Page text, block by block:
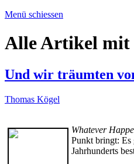
Menü schiessen
Alle Artikel mit
Und wir träumten
Thomas Kögel
Whatever
Punkt bringt: Es
Jahrhunderts